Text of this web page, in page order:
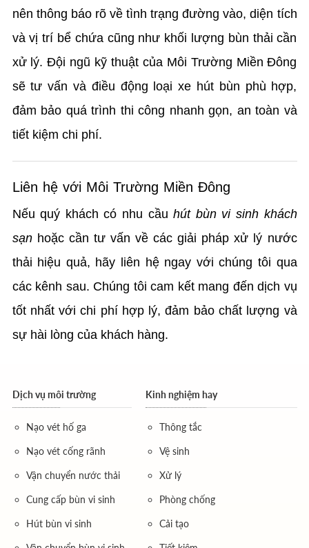
nên thông báo rõ về tình trạng đường vào, diện tích
và vị trí bể chứa cũng như khối lượng bùn thải cần
xử lý. Đội ngũ kỹ thuật của Môi Trường Miền Đông
sẽ tư vấn và điều động loại xe hút bùn phù hợp,
đảm bảo quá trình thi công nhanh gọn, an toàn và
tiết kiệm chi phí.
Liên hệ với Môi Trường Miền Đông
Nếu quý khách có nhu cầuhút bùn vi sinh khách
sạnhoặc cần tư vấn về các giải pháp xử lý nước
thải hiệu quả, hãy liên hệ ngay với chúng tôi qua
các kênh sau. Chúng tôi cam kết mang đến dịch vụ
tốt nhất với chi phí hợp lý, đảm bảo chất lượng và
sự hài lòng của khách hàng.
Dịch vụ môi trường
Nạo vét hố ga
Nạo vét cống rãnh
Vận chuyển nước thải
Cung cấp bùn vi sinh
Hút bùn vi sinh
Kinh nghiệm hay
Thông tắc
Vệ sinh
Xử lý
Phòng chống
Cải tạo